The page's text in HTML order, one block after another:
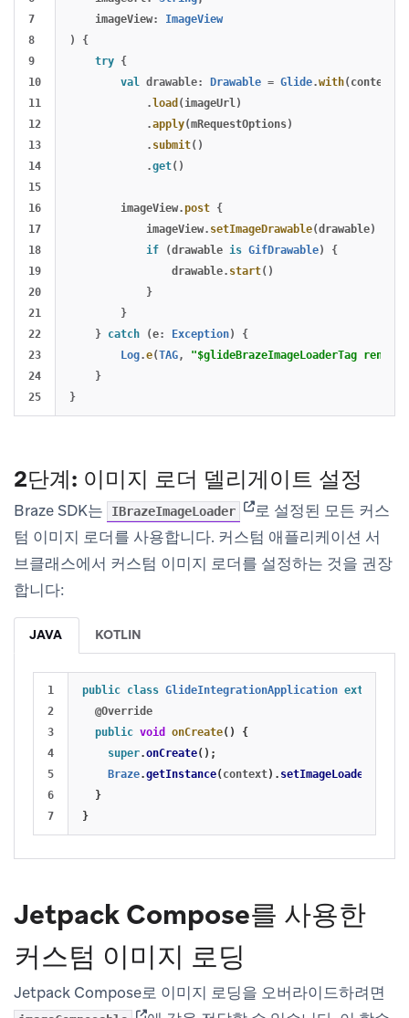
7
8
9
10
11
12
13
14
15
16
17
18
19
20
21
22
23
24
imageView:
ImageView
)
{
try {
val
drawable: Drawable = Glide.with(context
.load (imageUrl )
.apply(mRequestOptions)
. submit()
.get()
imageView.post {
imageView. setImageDrawable(drawable)
if
(drawable is GifDrawable)
{
drawable. start()
}
}
} catch (e: Exception)
{
Log.e(TAG,
"$glideBrazeImageLoaderTag
}
}
2단계: 이미지 로더 델리게이트 설정
Braze SDK는 IBrazeImageLoader (opens in new tab)
로 설정된 모든 커스
텀 이미지 로더를 사용합니다. 커스텀 애플리케이션 서
브클래스에서 커스텀 이미지 로더를 설정하는 것을 권장
합니다:
JAVA KOTLIN
1
2
3
4
5
6
public class GlideIntegrationApplication extends
@Override
public void onCreate()
{
super.onCreate();
Braze.getInstance(context). setImageLoader
}
}
Jetpack Compose를 사용한
커스텀 이미지 로딩
Jetpack Compose로 이미지 로딩을 오버라이드하려면